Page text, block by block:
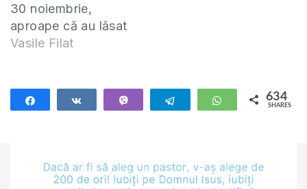
30 noiembrie,
aproape că au lăsat
în umbră ziua de 1
finale ale alegerilor
și aproape că nu s-a
căci 1 decembrie
este Ziua Mondială
Vasile Filat
Telegram WhatsApp
634
SHARES